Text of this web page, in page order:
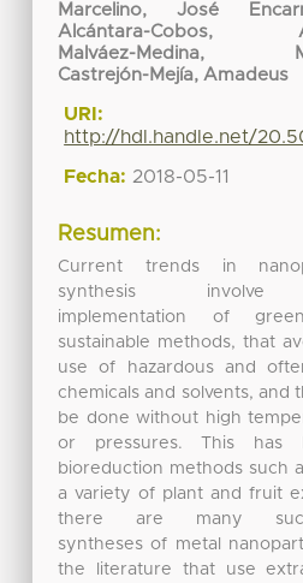
Marcelino, José
Alcántara-Cobos,
Malváez-Medina,
Castrejón-Mejía, Amadeus
URI:
http://hdl.handle.net/
Fecha: 2018-05-11
Resumen:
Current trends in
synthesis
implementation of
sustainable methods, that
use of hazardous and
chemicals and solvents, and
be done without high
or pressures. This has
bioreduction methods such
a variety of plant and fruit
there are many
syntheses of metal
the literature that use